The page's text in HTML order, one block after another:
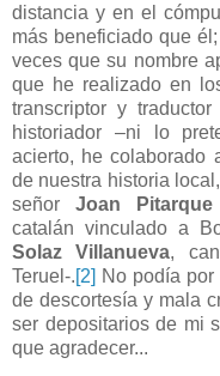
distancia y en el
más beneficiado que
veces que su nombre
que he realizado en
transcriptor y
historiador –ni lo
acierto, he colaborado
de nuestra historia
señor Joan Pitarque
catalán vinculado a
Solaz Villanueva,
Teruel-.[2] No podía
de descortesía y mala
ser depositarios de mi
que agradecer...